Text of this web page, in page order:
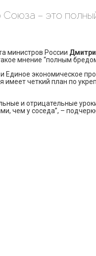
– это
министров России
мнение “полным
и Единое экономическое
имеет четкий план по
и отрицательные
чем у соседа”, –